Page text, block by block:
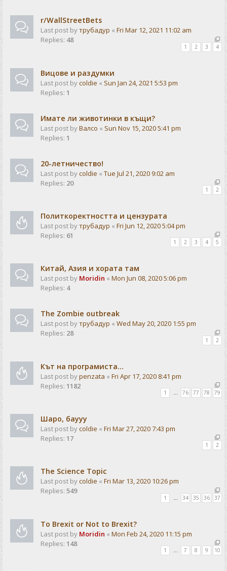
r/WallStreetBets
Last post byтрубадур « Fri Mar 12, 2021 11:02 am
Replies: 48
1 2 3 4
Вицове и раздумки
Last post bycoldie « Sun Jan 24, 2021 5:53 pm
Replies: 1
Имате ли животинки в къщи?
Last post byВалсо « Sun Nov 15, 2020 5:41 pm
Replies: 1
20-летничество!
Last post bycoldie « Tue Jul 21, 2020 9:02 am
Replies: 20
1 2
Политкоректността и цензурата
Last post byтрубадур « Fri Jun 12, 2020 5:04 pm
Replies: 61
1 2 3 4 5
Китай, Азия и хората там
Last post by Moridin « Mon Jun 08, 2020 5:06 pm
Replies: 4
The Zombie outbreak
Last post byтрубадур « Wed May 20, 2020 1:55 pm
Replies: 28
1 2
Кът на програмиста...
Last post bypenzata « Fri Apr 17, 2020 8:41 pm
Replies: 1182
1 … 76 77 78 79
Шаро, баууу
Last post bycoldie « Fri Mar 27, 2020 7:43 pm
Replies: 17
1 2
The Science Topic
Last post bycoldie « Fri Mar 13, 2020 10:26 pm
Replies: 549
1 34 35 36 37
To Brexit or Not to Brexit?
Last post by Moridin « Mon Feb 24, 2020 11:15 pm
Replies: 148
1 … 7 8 9 10